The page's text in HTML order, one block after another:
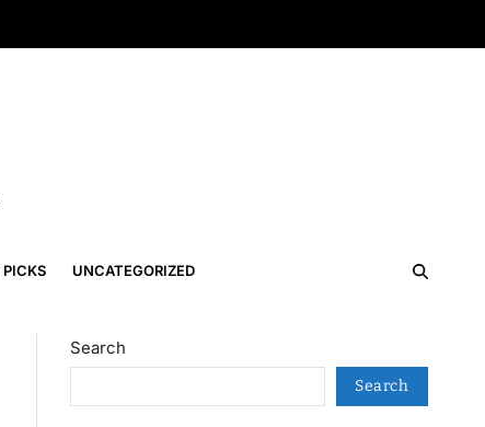
PICKS UNCATEGORIZED
Search
Search